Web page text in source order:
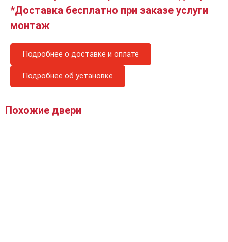
*Доставка бесплатно при заказе услуги
монтаж
Подробнее о доставке и оплате
Подробнее об установке
Похожие двери